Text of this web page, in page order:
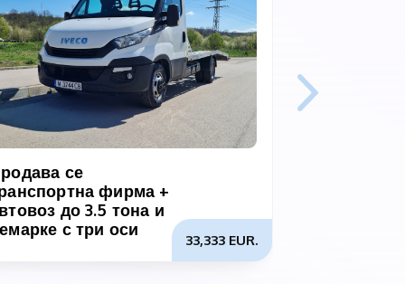
се
фирма +
до 3.5 тона и
с три оси
33,333 EUR.